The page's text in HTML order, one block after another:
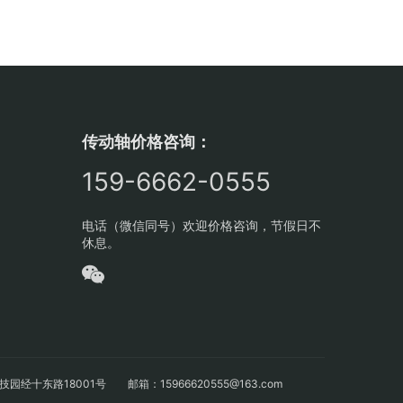
传动轴价格咨询：
159-6662-0555
电话（微信同号）欢迎价格咨询，节假日不
休息。
技园经十东路18001号 邮箱：15966620555@163.com